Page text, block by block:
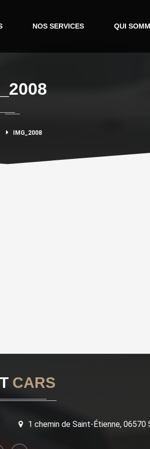
NOS SERVICES QUI
IMG_2008
CARS
1 chemin de Saint-Étienne,